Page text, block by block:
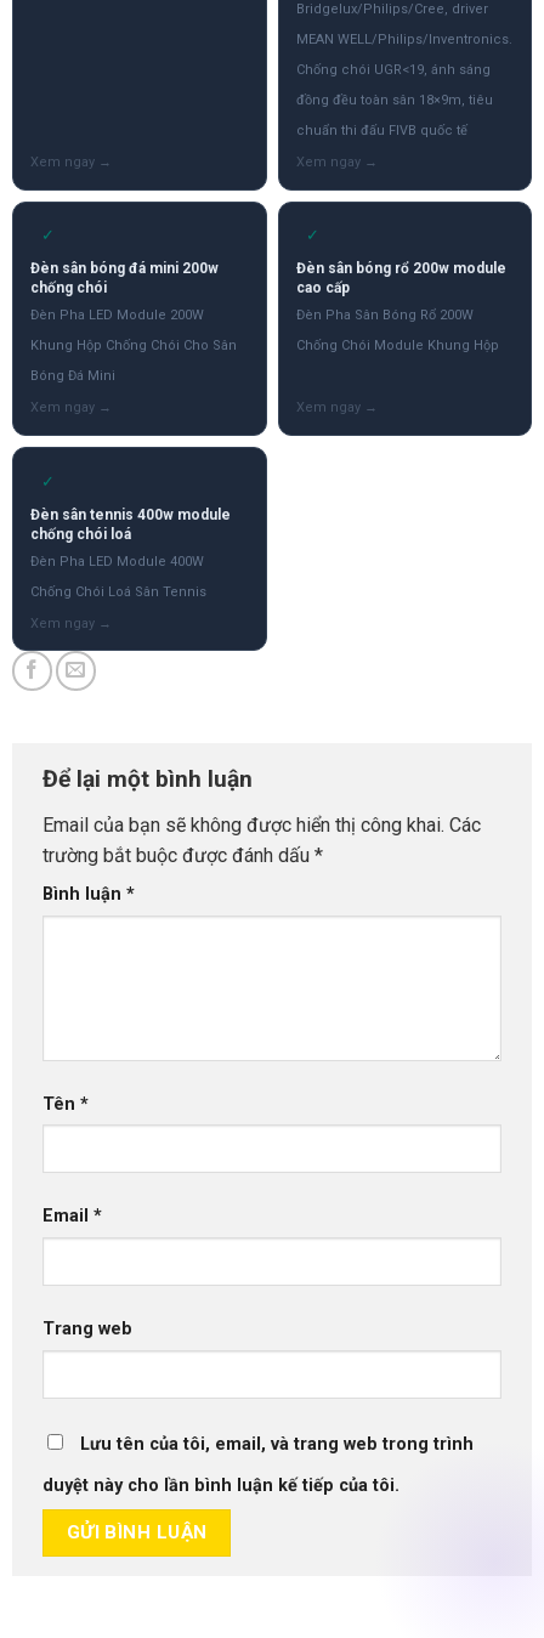
Bridgelux/Philips/Cree, driver
MEAN WELL/Philips/Inventronics.
Chống chói UGR<19, ánh sáng
đồng đều toàn sân 18×9m, tiêu
chuẩn thi đấu FIVB quốc tế
✓
Đèn sân bóng đá mini 200w
chống chói
Đèn Pha LED Module 200W
Khung Hộp Chống Chói Cho Sân
Bóng Đá Mini
✓
Đèn sân bóng rổ 200w module
cao cấp
Đèn Pha Sân Bóng Rổ 200W
Chống Chói Module Khung Hộp
✓
Đèn sân tennis 400w module
chống chói loá
Đèn Pha LED Module 400W
Chống Chói Loá Sân Tennis
Để lại một bình luận
Email của bạn sẽ không được hiển thị công khai. Các
trường bắt buộc được đánh dấu *
Bình luận *
Tên *
Email *
Trang web
Lưu tên của tôi, email, và trang web trong trình
duyệt này cho lần bình luận kế tiếp của tôi.